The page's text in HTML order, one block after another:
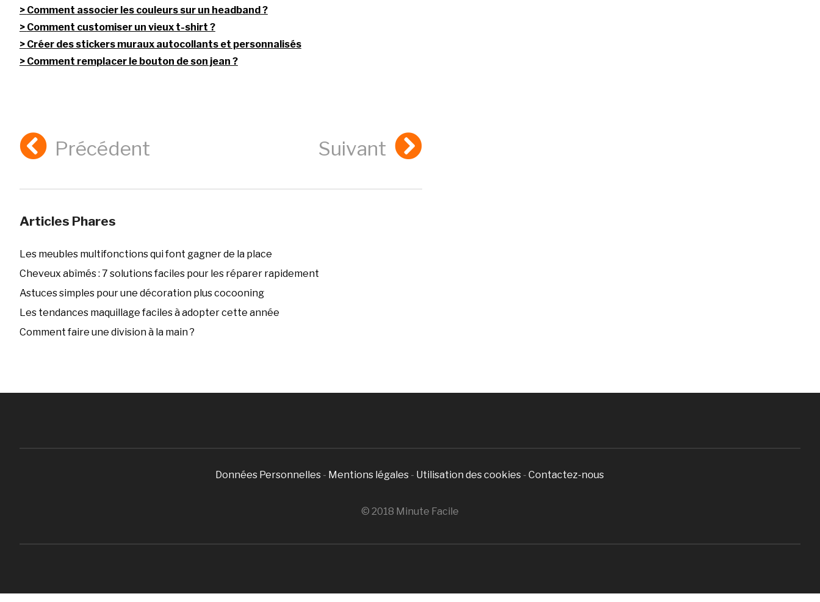
Comment associer les couleurs sur un headband ?
Comment customiser un vieux t-shirt ?
Créer des stickers muraux autocollants et personnalisés
Comment remplacer le bouton de son jean ?
Précédent Suivant
Articles Phares
Les meubles multifonctions qui font gagner de la place
Cheveux abîmés : 7 solutions faciles pour les réparer rapidement
Astuces simples pour une décoration plus cocooning
Les tendances maquillage faciles à adopter cette année
Comment faire une division à la main ?
Données Personnelles - Mentions légales - Utilisation des cookies -Contactez-nous
© 2018 Minute Facile